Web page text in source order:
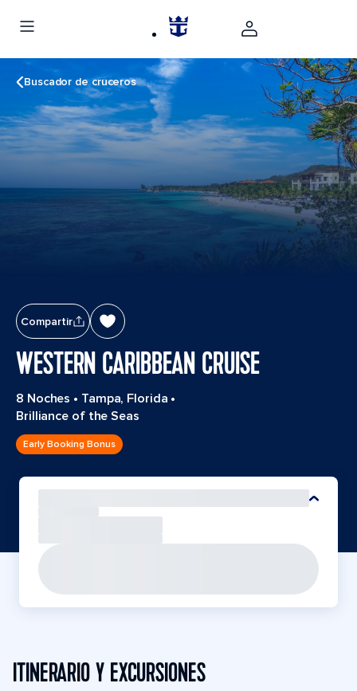
Buscador de cruceros
Compartir
WESTERN CARIBBEAN CRUISE
8 Noches • Tampa, Florida •
Brilliance of the Seas
Early Booking Bonus
ITINERARIO Y EXCURSIONES